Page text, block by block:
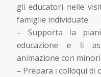
gli educatori nelle
famiglie individuate
– Supporta la
educazione e li
animazione con
– Prepara i colloqui di